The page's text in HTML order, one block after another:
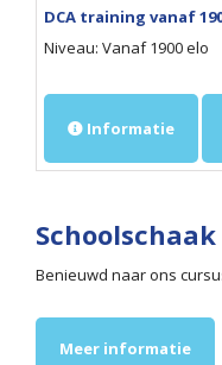
DCA training vanaf
Niveau: Vanaf 1900 elo
Informatie
Schoolschaak
Benieuwd naar ons
Meer informatie